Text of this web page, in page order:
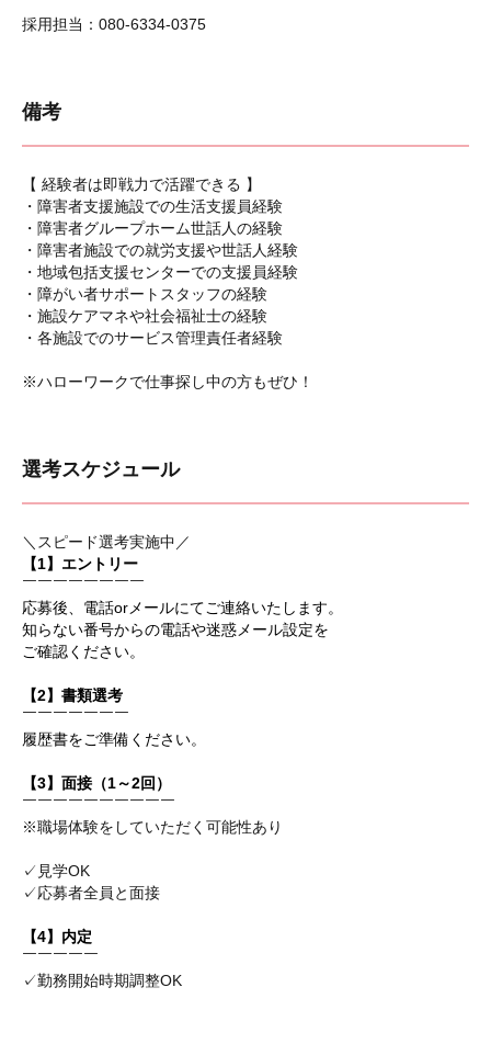
採用担当：080-6334-0375
備考
【 経験者は即戦力で活躍できる 】
・障害者支援施設での生活支援員経験
・障害者グループホーム世話人の経験
・障害者施設での就労支援や世話人経験
・地域包括支援センターでの支援員経験
・障がい者サポートスタッフの経験
・施設ケアマネや社会福祉士の経験
・各施設でのサービス管理責任者経験
※ハローワークで仕事探し中の方もぜひ！
選考スケジュール
＼スピード選考実施中／
【1】エントリー
￣￣￣￣￣￣￣￣
応募後、電話orメールにてご連絡いたします。
知らない番号からの電話や迷惑メール設定を
ご確認ください。
【2】書類選考
￣￣￣￣￣￣￣
履歴書をご準備ください。
【3】面接（1～2回）
￣￣￣￣￣￣￣￣￣￣
※職場体験をしていただく可能性あり
✓見学OK
✓応募者全員と面接
【4】内定
￣￣￣￣￣
✓勤務開始時期調整OK